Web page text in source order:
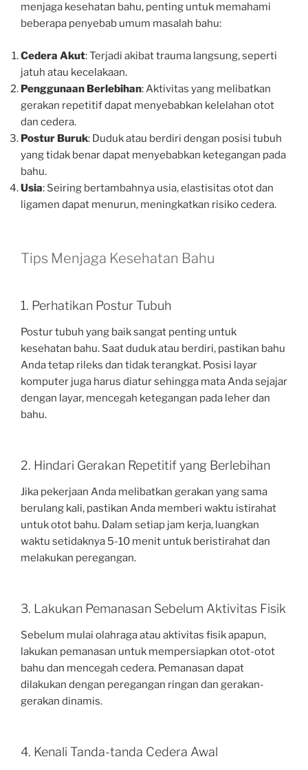
menjaga kesehatan bahu, penting untuk memahami
beberapa penyebab umum masalah bahu:
Cedera Akut: Terjadi akibat trauma langsung, seperti
jatuh atau kecelakaan.
Penggunaan Berlebihan: Aktivitas yang melibatkan
gerakan repetitif dapat menyebabkan kelelahan otot
dan cedera.
Postur Buruk: Duduk atau berdiri dengan posisi tubuh
yang tidak benar dapat menyebabkan ketegangan pada
bahu.
Usia: Seiring bertambahnya usia, elastisitas otot dan
ligamen dapat menurun, meningkatkan risiko cedera.
Tips Menjaga Kesehatan Bahu
1. Perhatikan Postur Tubuh
Postur tubuh yang baik sangat penting untuk
kesehatan bahu. Saat duduk atau berdiri, pastikan bahu
Anda tetap rileks dan tidak terangkat. Posisi layar
komputer juga harus diatur sehingga mata Anda sejajar
dengan layar, mencegah ketegangan pada leher dan
bahu.
2. Hindari Gerakan Repetitif yang Berlebihan
Jika pekerjaan Anda melibatkan gerakan yang sama
berulang kali, pastikan Anda memberi waktu istirahat
untuk otot bahu. Dalam setiap jam kerja, luangkan
waktu setidaknya 5-10 menit untuk beristirahat dan
melakukan peregangan.
3. Lakukan Pemanasan Sebelum Aktivitas Fisik
Sebelum mulai olahraga atau aktivitas fisik apapun,
lakukan pemanasan untuk mempersiapkan otot-otot
bahu dan mencegah cedera. Pemanasan dapat
dilakukan dengan peregangan ringan dan gerakan-
gerakan dinamis.
4. Kenali Tanda-tanda Cedera Awal